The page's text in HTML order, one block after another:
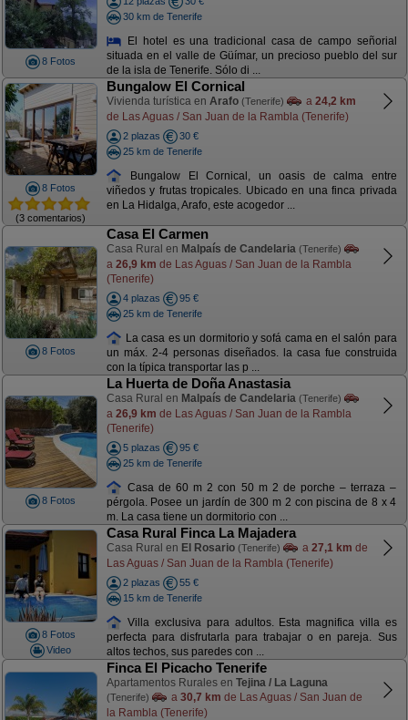
8 Fotos
30 km de Tenerife
El hotel es una tradicional casa de campo señorial
situada en el valle de Güímar, un precioso pueblo del sur
de la isla de Tenerife. Sólo di ...
8 Fotos
(3 comentarios)
Bungalow El Cornical
Vivienda turística en Arafo (Tenerife) a 24,2 km
de Las Aguas / San Juan de la Rambla (Tenerife)
2 plazas
30 €
25 km de Tenerife
Bungalow El Cornical, un oasis de calma entre
viñedos y frutas tropicales. Ubicado en una finca privada
en La Hidalga, Arafo, este acogedor ...
8 Fotos
Casa El Carmen
Casa Rural en Malpaís de Candelaria (Tenerife)
a 26,9 km de Las Aguas / San Juan de la Rambla
(Tenerife)
4 plazas
95 €
25 km de Tenerife
La casa es un dormitorio y sofá cama en el salón para
un máx. 2-4 personas diseñados. la casa fue construida
con la típica transportar las p ...
8 Fotos
La Huerta de Doña Anastasia
Casa Rural en Malpaís de Candelaria (Tenerife)
a 26,9 km de Las Aguas / San Juan de la Rambla
(Tenerife)
5 plazas
95 €
25 km de Tenerife
Casa de 60 m 2 con 50 m 2 de porche – terraza –
pérgola. Posee un jardín de 300 m 2 con piscina de 8 x 4
m. La casa tiene un dormitorio con ...
8 Fotos
Video
Casa Rural Finca La Majadera
Casa Rural en El Rosario (Tenerife) a 27,1 km de
Las Aguas / San Juan de la Rambla (Tenerife)
2 plazas
55 €
15 km de Tenerife
Villa exclusiva para adultos. Esta magnifica villa es
perfecta para disfrutarla para trabajar o en pareja. Sus
altos techos, sus paredes con ...
Finca El Picacho Tenerife
Apartamentos Rurales en Tejina / La Laguna
(Tenerife) a 30,7 km de Las Aguas / San Juan de
la Rambla (Tenerife)